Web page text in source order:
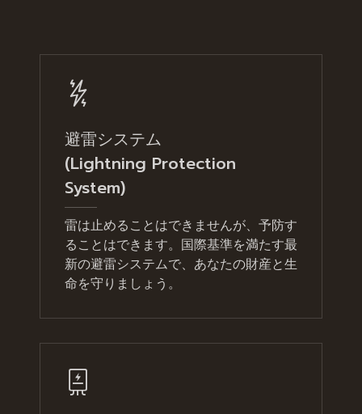
避雷システム
(Lightning Protection
System)
雷は止めることはできませんが、予防す
ることはできます。国際基準を満たす最
新の避雷システムで、あなたの財産と生
命を守りましょう。